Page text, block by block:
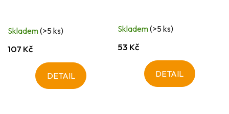
Skladem(>5 ks)
107 Kč
DETAIL
Skladem(>5 ks)
53 Kč
DETAIL